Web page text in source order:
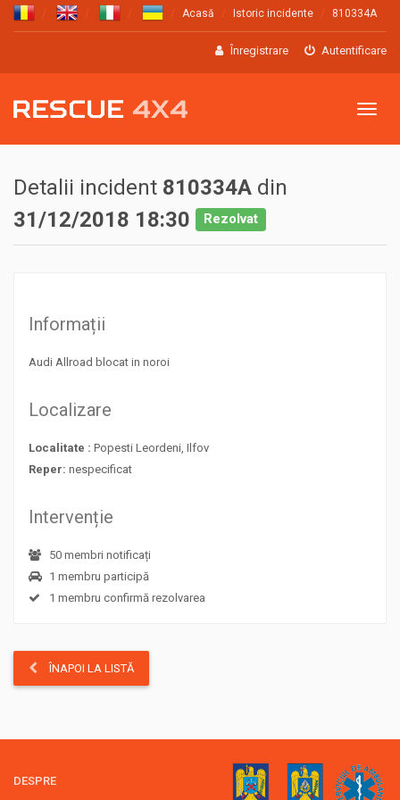
Acasă Istoric incidente 810334A
Înregistrare Autentificare
Meniu
Detalii incident 810334A din
31/12/2018 18:30
Rezolvat
Informații
Audi Allroad blocat in noroi
Localizare
Localitate : Popesti Leordeni, Ilfov
Reper: nespecificat
Intervenție
50 membri notificați
1 membru participă
1 membru confirmă rezolvarea
ÎNAPOI LA LISTĂ
DESPRE